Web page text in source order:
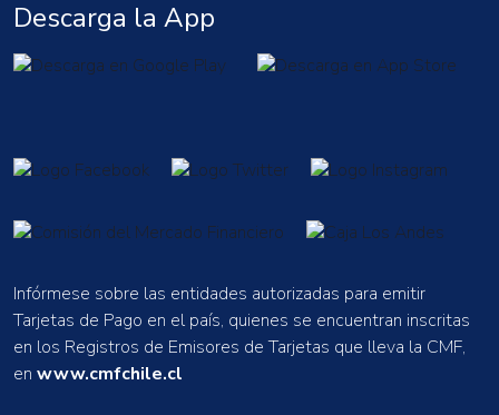
Descarga la App
Infórmese sobre las entidades autorizadas para emitir
Tarjetas de Pago en el país, quienes se encuentran inscritas
en los Registros de Emisores de Tarjetas que lleva la CMF,
en www.cmfchile.cl